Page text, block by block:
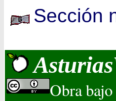
Sección
Obra